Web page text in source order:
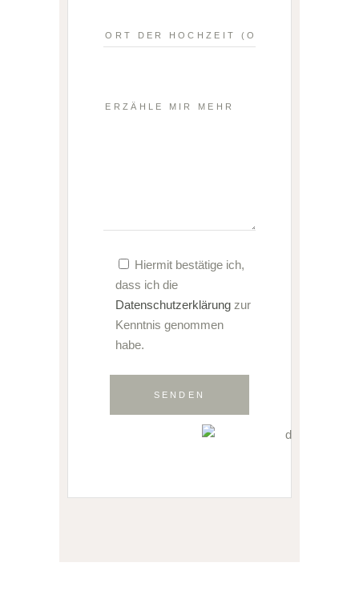
Hiermit bestätige ich,
dass ich die
Datenschutzerklärung zur
Kenntnis genommen
habe.
SENDEN